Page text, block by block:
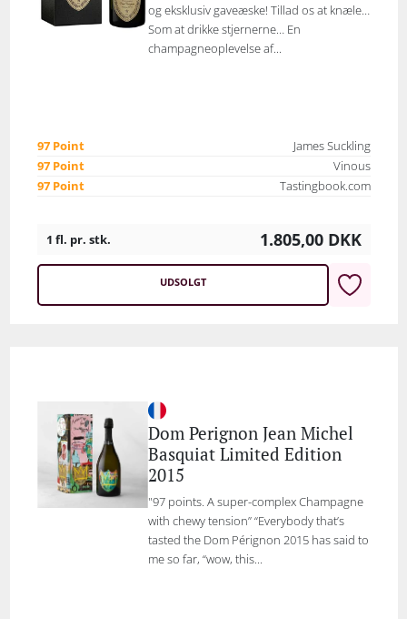
og eksklusiv gaveæske! Tillad os at knæle…
Som at drikke stjernerne… En
champagneoplevelse af...
97 Point
James Suckling
97 Point
Vinous
97 Point
Tastingbook.com
1 fl. pr. stk. 1.805,00 DKK
UDSOLGT
Dom Perignon Jean Michel
Basquiat Limited Edition
2015
"97 points. A super-complex Champagne
with chewy tension” “Everybody that’s
tasted the Dom Pérignon 2015 has said to
me so far, “wow, this...